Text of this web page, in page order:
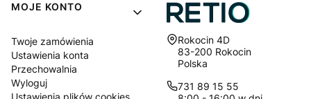
MOJE KONTO
Twoje zamówienia
Ustawienia konta
Przechowalnia
Wyloguj
Adres:
Rokocin 4D
83-200 Rokocin
Polska
731 89 15 55